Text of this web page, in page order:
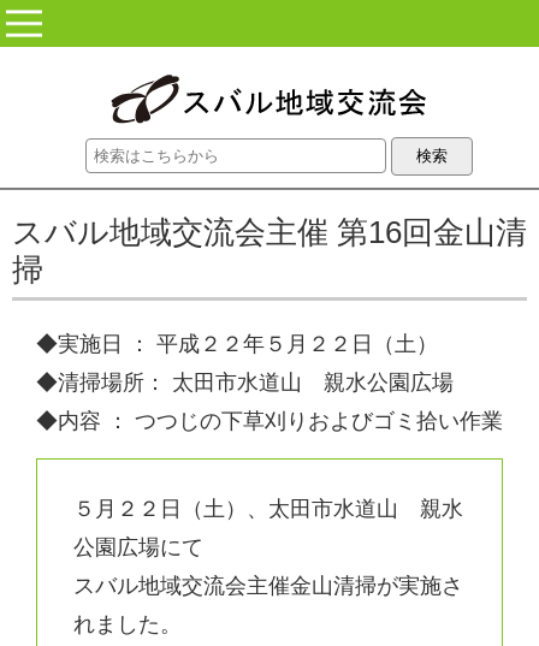
コンテンツに移動
スバル地域交流会主催 第16回金山清
掃
◆実施日 ： 平成２２年５月２２日（土）
◆清掃場所： 太田市水道山 親水公園広場
◆内容 ： つつじの下草刈りおよびゴミ拾い作業
５月２２日（土）、太田市水道山 親水
公園広場にて
スバル地域交流会主催金山清掃が実施さ
れました。